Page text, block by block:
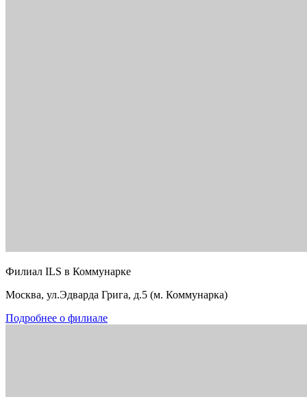
Филиал ILS в Коммунарке
Москва, ул.Эдварда Грига, д.5 (м. Коммунарка)
Подробнее о филиале